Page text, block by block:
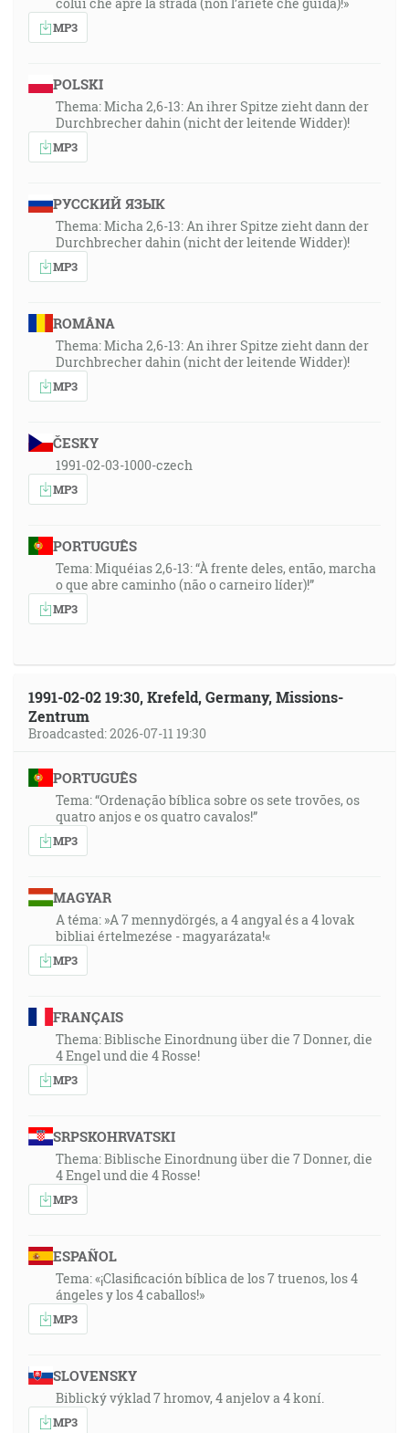
MP3
POLSKI
Thema: Micha 2,6-13: An ihrer Spitze zieht dann der
Durchbrecher dahin (nicht der leitende Widder)!
MP3
РУССКИЙ ЯЗЫК
Thema: Micha 2,6-13: An ihrer Spitze zieht dann der
Durchbrecher dahin (nicht der leitende Widder)!
MP3
ROMÂNA
Thema: Micha 2,6-13: An ihrer Spitze zieht dann der
Durchbrecher dahin (nicht der leitende Widder)!
MP3
ČESKY
1991-02-03-1000-czech
MP3
PORTUGUÊS
Tema: Miquéias 2,6-13: “À frente deles, então, marcha
o que abre caminho (não o carneiro líder)!”
MP3
1991-02-02 19:30, Krefeld, Germany, Missions-
Zentrum
Broadcasted: 2026-07-11 19:30
PORTUGUÊS
Tema: “Ordenação bíblica sobre os sete trovões, os
quatro anjos e os quatro cavalos!”
MP3
MAGYAR
A téma: »A 7 mennydörgés, a 4 angyal és a 4 lovak
bibliai értelmezése - magyarázata!«
MP3
FRANÇAIS
Thema: Biblische Einordnung über die 7 Donner, die
4 Engel und die 4 Rosse!
MP3
SRPSKOHRVATSKI
Thema: Biblische Einordnung über die 7 Donner, die
4 Engel und die 4 Rosse!
MP3
ESPAÑOL
Tema: «¡Clasificación bíblica de los 7 truenos, los 4
ángeles y los 4 caballos!»
MP3
SLOVENSKY
Biblický výklad 7 hromov, 4 anjelov a 4 koní.
MP3